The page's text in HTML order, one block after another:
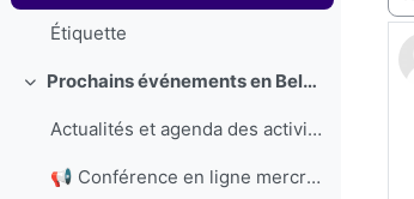
Étiquette
Replier Prochains événements en Belgique
Actualités et agenda des activités et conférences
📢 Conférence en ligne mercredi 12 juin à 19hJulie ...